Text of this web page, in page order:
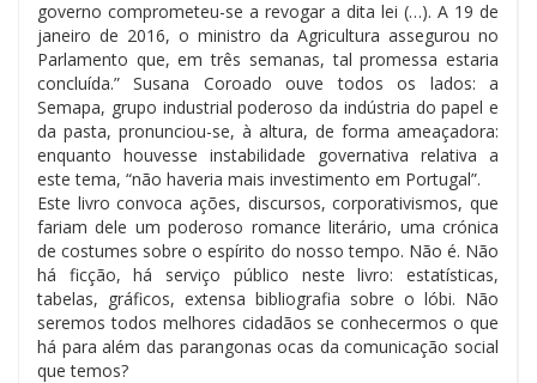
governo comprometeu-se a revogar a dita lei (…). A 19 de
janeiro de 2016, o ministro da Agricultura assegurou no
Parlamento que, em três semanas, tal promessa estaria
concluída.” Susana Coroado ouve todos os lados: a
Semapa, grupo industrial poderoso da indústria do papel e
da pasta, pronunciou-se, à altura, de forma ameaçadora:
enquanto houvesse instabilidade governativa relativa a
este tema, “não haveria mais investimento em Portugal”.
Este livro convoca ações, discursos, corporativismos, que
fariam dele um poderoso romance literário, uma crónica
de costumes sobre o espírito do nosso tempo. Não é. Não
há ficção, há serviço público neste livro: estatísticas,
tabelas, gráficos, extensa bibliografia sobre o lóbi. Não
seremos todos melhores cidadãos se conhecermos o que
há para além das parangonas ocas da comunicação social
que temos?